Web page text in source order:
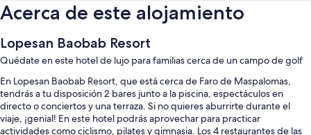
Acerca de este alojamiento
Lopesan Baobab Resort
Quédate en este hotel de lujo para familias cerca de un campo de golf
En Lopesan Baobab Resort, que está cerca de Faro de Maspalomas,
tendrás a tu disposición 2 bares junto a la piscina, espectáculos en
directo o conciertos y una terraza. Si no quieres aburrirte durante el
viaje, ¡genial! En este hotel podrás aprovechar para practicar
actividades como ciclismo, pilates y gimnasia. Los 4 restaurantes de las